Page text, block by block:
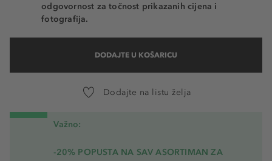
odgovornost za točnost prikazanih cijena i
fotografija.
DODAJTE U KOŠARICU
Dodajte na listu želja
Važno:
-20% POPUSTA NA SAV ASORTIMAN ZA